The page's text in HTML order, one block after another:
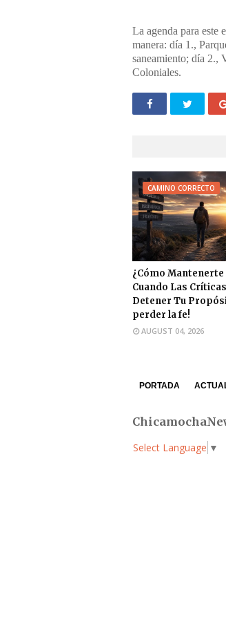
La agenda para este
manera: día 1.,
saneamiento; día 2.,
Coloniales.
CAMINO CORRECTO
¿Cómo
Cuando Las
Detener Tu
perder la fe!
AUGUST 04, 2026
PORTADA
Select Language ▼